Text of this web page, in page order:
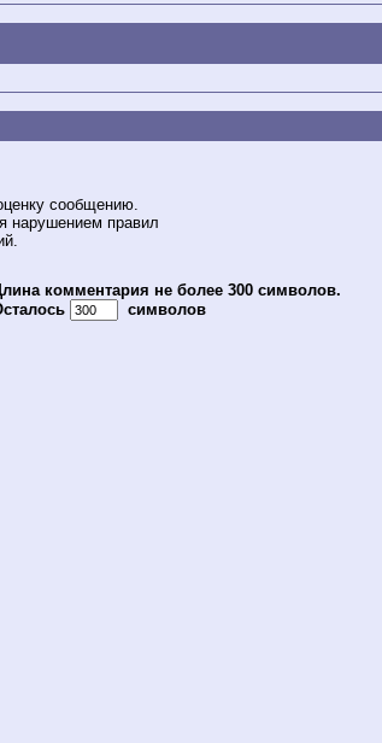
сообщению.
нарушением правил
комментария не более 300 символов.
символов